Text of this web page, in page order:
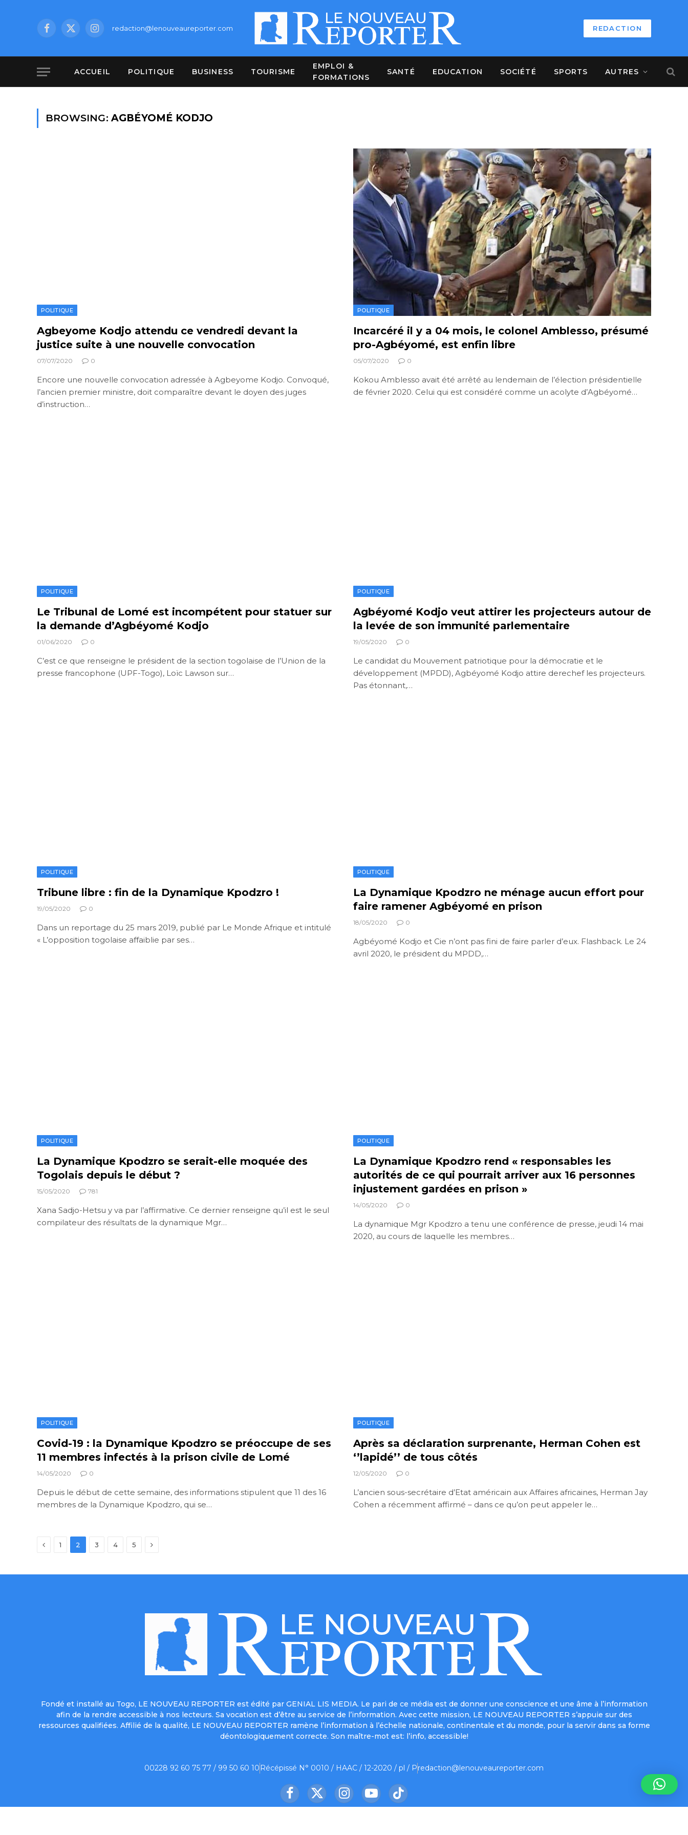
Facebook
X
Instagramredaction@lenouveaureporter.com REDACTION
ACCUEIL POLITIQUE BUSINESS TOURISME
EMPLOI &
FORMATIONS
SANTÉ EDUCATION SOCIÉTÉ SPORTS AUTRES
BROWSING: AGBÉYOMÉ KODJO
POLITIQUE
Agbeyome Kodjo attendu ce vendredi devant la
justice suite à une nouvelle convocation
07/07/2020 0
Encore une nouvelle convocation adressée à Agbeyome Kodjo. Convoqué,
l’ancien premier ministre, doit comparaître devant le doyen des juges
d’instruction…
POLITIQUE
Incarcéré il y a 04 mois, le colonel Amblesso, présumé
pro-Agbéyomé, est enfin libre
05/07/2020 0
Kokou Amblesso avait été arrêté au lendemain de l’élection présidentielle
de février 2020. Celui qui est considéré comme un acolyte d’Agbéyomé…
POLITIQUE
Le Tribunal de Lomé est incompétent pour statuer sur
la demande d’Agbéyomé Kodjo
01/06/2020 0
C’est ce que renseigne le président de la section togolaise de l’Union de la
presse francophone (UPF-Togo), Loïc Lawson sur…
POLITIQUE
Agbéyomé Kodjo veut attirer les projecteurs autour de
la levée de son immunité parlementaire
19/05/2020 0
Le candidat du Mouvement patriotique pour la démocratie et le
développement (MPDD), Agbéyomé Kodjo attire derechef les projecteurs.
Pas étonnant,…
POLITIQUE
Tribune libre : fin de la Dynamique Kpodzro !
19/05/2020 0
Dans un reportage du 25 mars 2019, publié par Le Monde Afrique et intitulé
« L’opposition togolaise affaiblie par ses…
POLITIQUE
La Dynamique Kpodzro ne ménage aucun effort pour
faire ramener Agbéyomé en prison
18/05/2020 0
Agbéyomé Kodjo et Cie n’ont pas fini de faire parler d’eux. Flashback. Le 24
avril 2020, le président du MPDD,…
POLITIQUE
La Dynamique Kpodzro se serait-elle moquée des
Togolais depuis le début ?
15/05/2020 781
Xana Sadjo-Hetsu y va par l’affirmative. Ce dernier renseigne qu’il est le seul
compilateur des résultats de la dynamique Mgr…
POLITIQUE
La Dynamique Kpodzro rend « responsables les
autorités de ce qui pourrait arriver aux 16 personnes
injustement gardées en prison »
14/05/2020 0
La dynamique Mgr Kpodzro a tenu une conférence de presse, jeudi 14 mai
2020, au cours de laquelle les membres…
POLITIQUE
Covid-19 : la Dynamique Kpodzro se préoccupe de ses
11 membres infectés à la prison civile de Lomé
14/05/2020 0
Depuis le début de cette semaine, des informations stipulent que 11 des 16
membres de la Dynamique Kpodzro, qui se…
POLITIQUE
Après sa déclaration surprenante, Herman Cohen est
‘’lapidé’’ de tous côtés
12/05/2020 0
L’ancien sous-secrétaire d’Etat américain aux Affaires africaines, Herman Jay
Cohen a récemment affirmé – dans ce qu’on peut appeler le…
Previous
1 2 3 4 5 Next
Fondé et installé au Togo, LE NOUVEAU REPORTER est édité par GENIAL LIS MEDIA. Le pari de ce média est de donner une conscience et une âme à l’information
afin de la rendre accessible à nos lecteurs. Sa vocation est d’être au service de l’information. Avec cette mission, LE NOUVEAU REPORTER s’appuie sur des
ressources qualifiées. Affilié de la qualité, LE NOUVEAU REPORTER ramène l’information à l’échelle nationale, continentale et du monde, pour la servir dans sa forme
déontologiquement correcte. Son maître-mot est: l’info, accessible!
00228 92 60 75 77 / 99 50 60 10 Récépissé N° 0010 / HAAC / 12-2020 / pl / Predaction@lenouveaureporter.com
Facebook
X
(Twitter)
InstagramYouTubeTikTok